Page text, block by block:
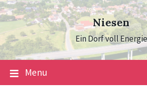
Skip
to
content
Skip
to
main
navigation
Skip
to
footer
Niesen
Ein Dorf voll Energie
Menu